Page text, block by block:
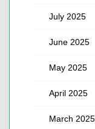
July 2025
June 2025
May 2025
April 2025
March 2025